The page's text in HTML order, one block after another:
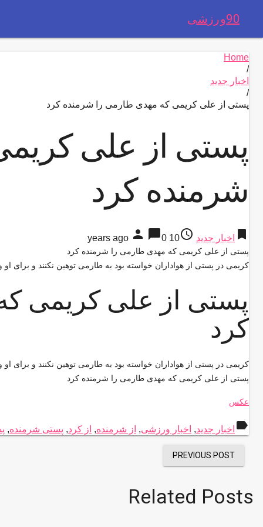
90ورزشی
Home
/
اخبار جدید
/
پستی از علی کریمی که مهدی طارمی را شرمنده کرد
پستی از علی
شرمنده کرد
bookmark اخبار جدید access_time
10 years ago
person chat_bubble0
پستی از علی کریمی که مهدی طارمی را شرمنده کرد
کریمی در پستی از هواداران خواسته بود به طارمی توهین نکنند و برای
پستی از علی کریمی
کرد
کریمی در پستی از هواداران خواسته بود به طارمی توهین نکنند و برای
پستی از علی کریمی که مهدی طارمی را شرمنده کرد
عکس
label اخبار جدید, اخبار ورزشی, از شرمنده, از کرد, پستی شرمنده,
PREVIOUS POST
Related Posts